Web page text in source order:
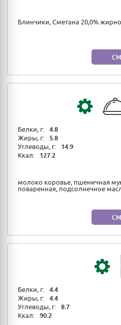
Блинчики, Сметана 20,0%
Белки, г: 4.8
Жиры, г: 5.8
Углеводы, г:
14.9
Ккал:
127.2
молоко коровье, пшеничная
поваренная, подсолнечное
Белки, г: 4.4
Жиры, г: 4.4
Углеводы, г: 8.7
Ккал: 90.2